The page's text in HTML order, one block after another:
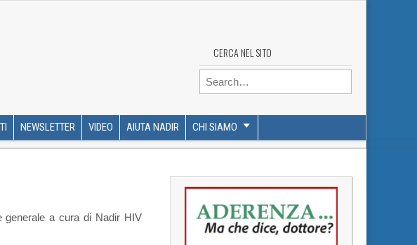
CERCA NEL SITO
Search for:
NEWSLETTER VIDEO AIUTA NADIR CHI SIAMO
generale a cura di Nadir HIV